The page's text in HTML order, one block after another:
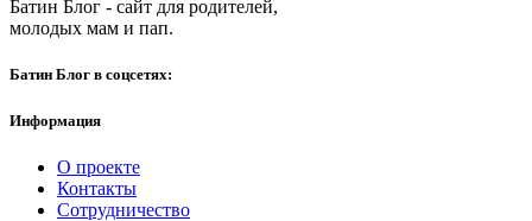
Батин Блог - сайт для родителей,
молодых мам и пап.
Батин Блог в соцсетях:
Информация
О проекте
Контакты
Сотрудничество